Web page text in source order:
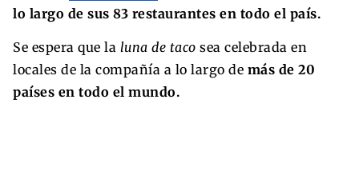
lo largo de sus 83 restaurantes en todo el país.
Se espera que la luna de taco sea celebrada en
locales de la compañía a lo largo de más de 20
países en todo el mundo.